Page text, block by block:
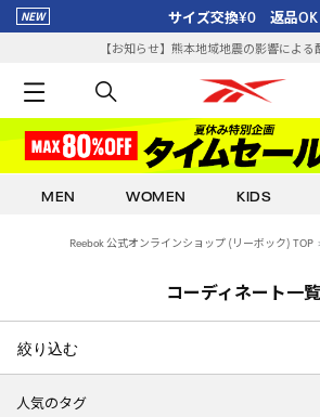
サイズ交換¥0 返品OK
【お知らせ】熊本地域地震の影響による
MEN WOMEN KIDS
Reebok 公式オンラインショップ (リーボック) TOP
コーディネート一覧
絞り込む
人気のタグ